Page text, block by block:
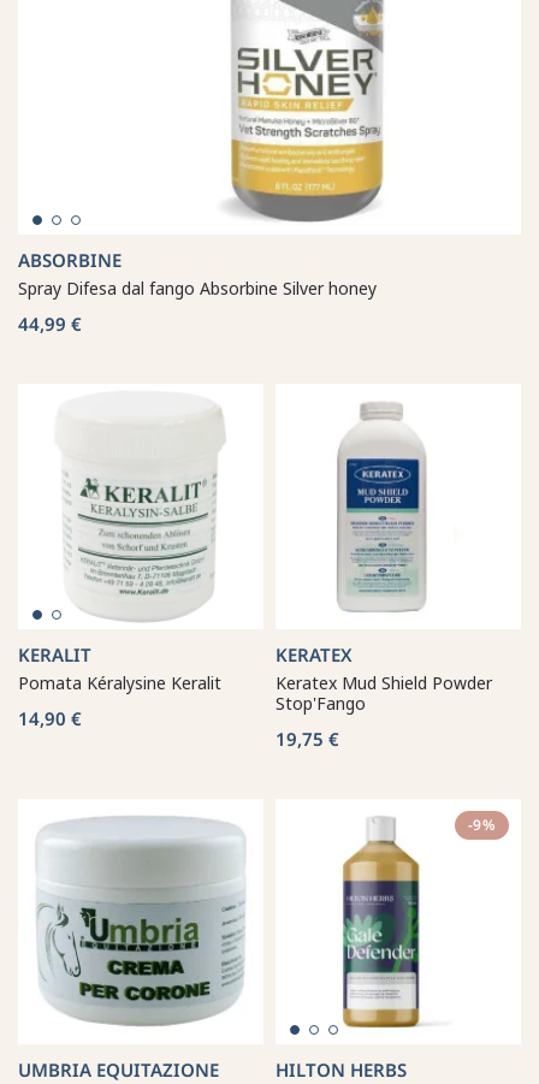
ABSORBINE
Spray Difesa dal fango Absorbine Silver honey
44,99 €
KERALIT
Pomata Kéralysine Keralit
14,90 €
KERATEX
Keratex Mud Shield Powder
Stop'Fango
19,75 €
UMBRIA EQUITAZIONE
-9%
HILTON HERBS